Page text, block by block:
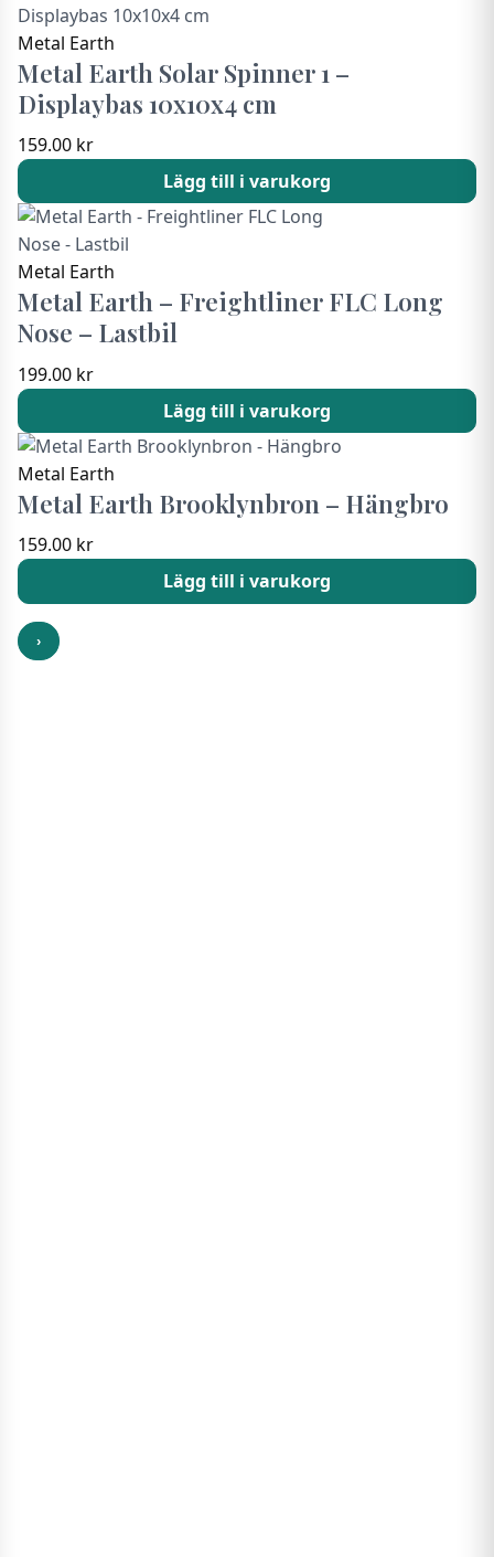
Metal Earth
Metal Earth Solar Spinner 1 –
Displaybas 10x10x4 cm
159.00 kr
Lägg till i varukorg
Metal Earth
Metal Earth – Freightliner FLC Long
Nose – Lastbil
199.00 kr
Lägg till i varukorg
Metal Earth
Metal Earth Brooklynbron – Hängbro
159.00 kr
Lägg till i varukorg
›